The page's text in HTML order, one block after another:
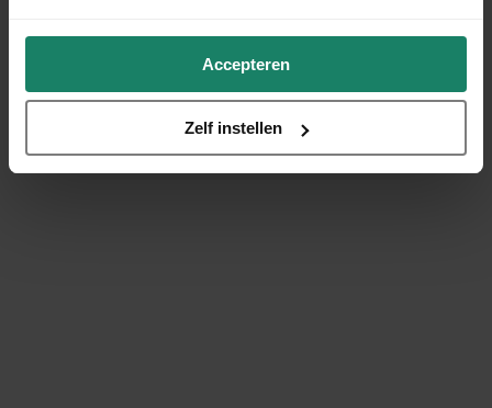
Accepteren
Zelf instellen